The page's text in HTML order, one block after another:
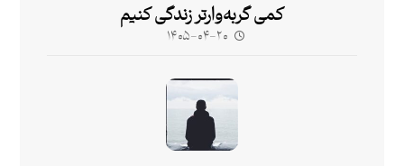
کمی گربه‌وارتر زندگی کنیم
۱۴۰۵-۰۴-۲۰